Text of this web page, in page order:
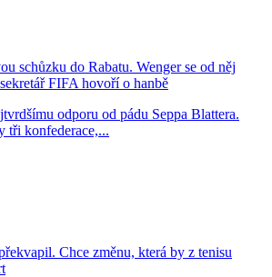
schůzku do Rabatu. Wenger se od něj
FIFA hovoří o hanbě
odporu od pádu Seppa Blattera.
tři konfederace,...
Chce změnu, která by z tenisu